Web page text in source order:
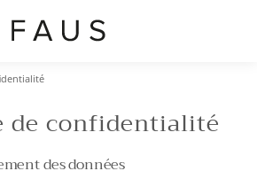
de confidentialité
des données